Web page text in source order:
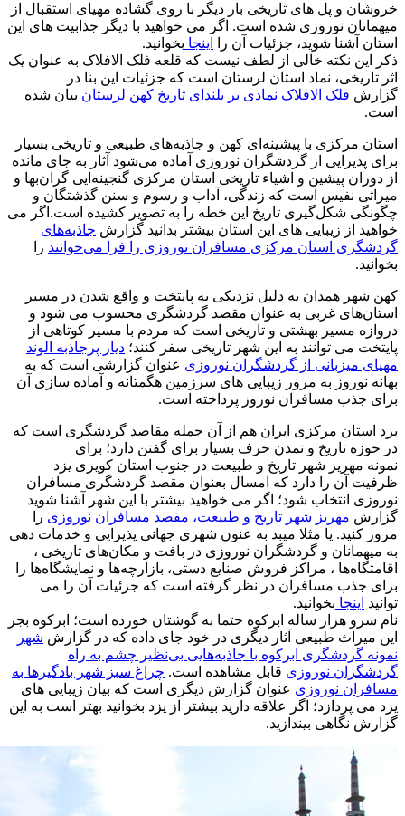
خروشان و پل های تاریخی بار دیگر با روی گشاده مهیای استقبال از
میهمانان نوروزی شده است. اگر می خواهید با دیگر جذابیت های این
استان آشنا شوید، جزئیات آن را
اینجا بخوانید.
ذکر این نکته خالی از لطف نیست که قلعه فلک الافلاک به عنوان یک
اثر تاریخی، نماد استان لرستان است که جزئیات این بنا در
گزارش فلک الافلاک نمادی بر بلندای تاریخ کهن لرستان بیان شده
است.
استان مرکزی با پیشینه‌ای کهن و جاذبه‌های طبیعی و تاریخی بسیار
برای پذیرایی از گردشگران نوروزی آماده می‌شود آثار به جای مانده
از دوران پیشین و اشیاء تاریخی استان مرکزی گنجینه‌ایی گران‌بها و
میراثی نفیس است که زندگی، آداب و رسوم و سنن گذشتگان و
چگونگی شکل‌گیری تاریخ این خطه را به تصویر کشیده است.اگر می
خواهید از زیبایی های این استان بیشتر بدانید گزارش جاذبه‌های
گردشگری استان مرکزی مسافران نوروزی را فرا می‌خوانند را
بخوانید.
کهن شهر همدان به دلیل نزدیکی به پایتخت و واقع شدن در مسیر
استان‌های غربی به عنوان مقصد گردشگری محسوب می شود و
دروازه مسیر بهشتی و تاریخی است که مردم با مسیر کوتاهی از
پایتخت می توانند به این شهر تاریخی سفر کنند؛ دیار پرجاذبه الوند
مهیای میزبانی از گردشگران نوروزی عنوان گزارشی است که به
بهانه نوروز به مرور زیبایی های سرزمین هگمتانه و آماده سازی آن
برای جذب مسافران نوروز پرداخته است.
یزد استان مرکزی ایران هم از آن جمله مقاصد گردشگری است که
در حوزه تاریخ و تمدن حرف بسیار برای گفتن دارد؛ برای
نمونه مهریز شهر تاریخ و طبیعت در جنوب استان کویری یزد
ظرفیت آن را دارد که امسال بعنوان مقصد گردشگری مسافران
نوروزی انتخاب شود؛ اگر می خواهید بیشتر با این شهر آشنا شوید
گزارش مهریز شهر تاریخ و طبیعت، مقصد مسافران نوروزی را
مرور کنید. یا مثلا میبد به عنون شهری جهانی پذیرایی و خدمات دهی
به میهمانان و گردشگران نوروزی در بافت و مکان‌های تاریخی ،
اقامتگاه‌ها ، مراکز فروش صنایع دستی، بازارچه‌ها و نمایشگاه‌ها را
برای جذب مسافران در نظر گرفته است که جزئیات آن را می
توانید اینجا بخوانید.
نام سرو هزار ساله ابرکوه حتما به گوشتان خورده است؛ ابرکوه بجز
این میراث طبیعی آثار دیگری در خود جای داده که در گزارش شهر
نمونه گردشگری ابرکوه با جاذبه‌هایی بی‌نظیر چشم به راه
گردشگران نوروزی قابل مشاهده است. چراغ سبز شهر بادگیرها به
مسافران نوروزی عنوان گزارش دیگری است که بیان زیبایی های
یزد می پردازد؛ اگر علاقه دارید بیشتر از یزد بخوانید بهتر است به این
گزارش نگاهی بیندازید.